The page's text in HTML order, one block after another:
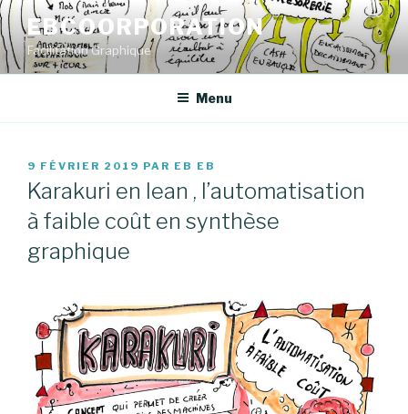
Aller
au
contenu
principal
EBCOORPORATION
Facilitation Graphique
Menu
PUBLIÉ
LE
9 FÉVRIER 2019 PAR EB EB
Karakuri en lean , l’automatisation
à faible coût en synthèse
graphique